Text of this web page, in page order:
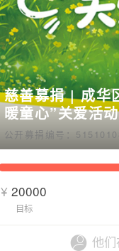
慈善募捐 | 成华
暖童心”关爱活
公开募捐编号：
¥ 20000
目标
他